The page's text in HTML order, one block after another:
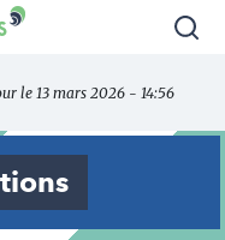
le 13 mars 2026 - 14:56